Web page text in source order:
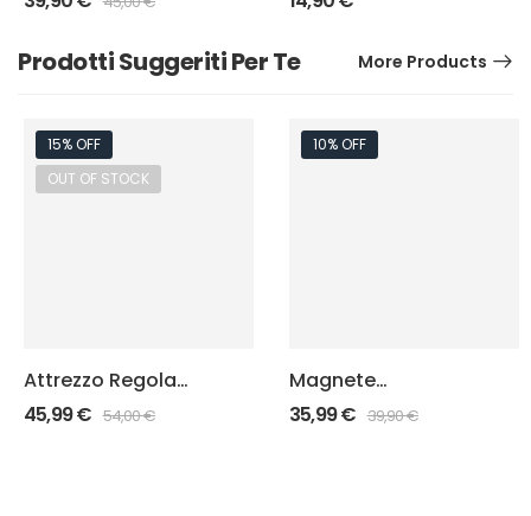
Prodotti Suggeriti Per Te More Products
15% OFF
OUT OF STOCK
Attrezzo Regola
Mire Glock “Red
Pusher”
45,99€ 54,00€
10% OFF
Magnete
portacaricatori
per Cinturone IPSC
35,99€ 39,90€